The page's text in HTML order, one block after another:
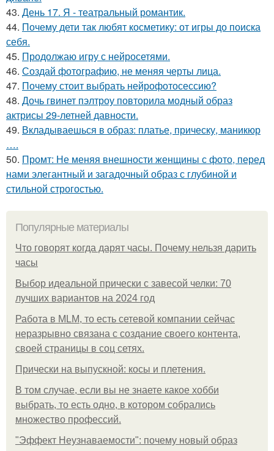
43. День 17. Я - театральный романтик.
44. Почему дети так любят косметику: от игры до поиска
себя.
45. Продолжаю игру с нейросетями.
46. Создай фотографию, не меняя черты лица.
47. Почему стоит выбрать нейрофотосессию?
48. Дочь гвинет пэлтроу повторила модный образ
актрисы 29-летней давности.
49. Вкладываешься в образ: платье, прическу, маникюр
….
50. Промт: Не меняя внешности женщины с фото, перед
нами элегантный и загадочный образ с глубиной и
стильной строгостью.
Популярные материалы
Что говорят когда дарят часы. Почему нельзя дарить
часы
Выбор идеальной прически с завесой челки: 70
лучших вариантов на 2024 год
Работа в MLM, то есть сетевой компании сейчас
неразрывно связана с создание своего контента,
своей страницы в соц сетях.
Прически на выпускной: косы и плетения.
В том случае, если вы не знаете какое хобби
выбрать, то есть одно, в котором собрались
множество профессий.
"Эффект Неузнаваемости": почему новый образ